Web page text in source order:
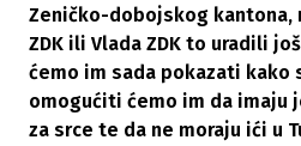
Zeničko-dobojskog
ZDK ili Vlada ZDK to uradili
ćemo im sada pokazati kako
omogućiti ćemo im da imaju
za srce te da ne moraju ići u